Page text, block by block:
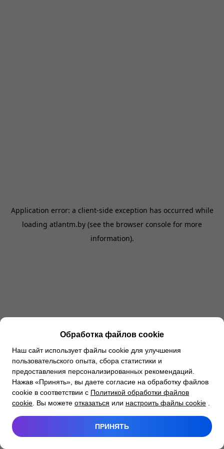
Application error: a client-side exception has occurred while
loading atlantm.by (see the browser console for more
information).
Обработка файлов cookie
Наш сайт использует файлы cookie для улучшения
пользовательского опыта, сбора статистики и
предоставления персонализированных рекомендаций.
Нажав «Принять», вы даете согласие на обработку файлов
cookie в соответствии с Политикой обработки файлов
cookie . Вы можете отказаться или настроить файлы cookie
ПРИНЯТЬ